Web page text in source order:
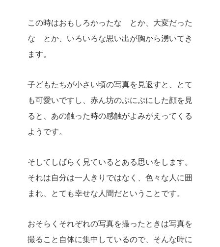
この時はおもしろかったな とか、大変だった
な とか、いろいろな思い出が胸から湧いてき
ます。
子どもたちが小さい頃の写真を見返すと、とて
も可愛いですし、赤ん坊のぷにぷにした顔を見
ると、あの触った時の感触がよみがえってくる
ようです。
そしてしばらく見ているとある思いをします。
それは自分は一人きりではなく、色々な人に囲
まれ、とても幸せな人間だということです。
おそらくそれぞれの写真を撮ったときは写真を
撮ること自体に集中しているので、そんな時に